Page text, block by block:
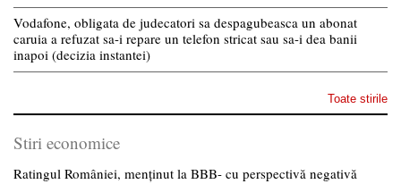
Vodafone, obligata de judecatori sa despagubeasca un abonat
caruia a refuzat sa-i repare un telefon stricat sau sa-i dea banii
inapoi (decizia instantei)
Toate stirile
Stiri economice
Ratingul României, menținut la BBB- cu perspectivă negativă